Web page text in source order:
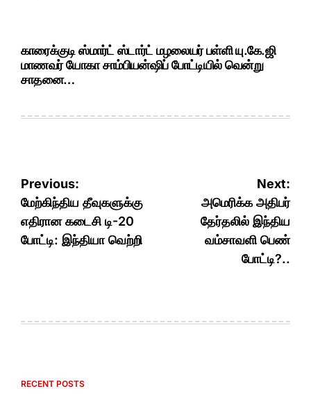
காரைக்குடி ஸ்மார்ட் ஸ்டார்ட் மழலையர் பள்ளி யு.கே.ஜி
மாணவர் யோகா சாம்பியன்ஷிப் போட்டியில் வென்று
சாதனை…
Post
navigation
Previous:
மேற்கிந்திய தீவுகளுக்கு
எதிரான கடைசி டி-20
போட்டி: இந்தியா வெற்றி
Next:
அமெரிக்க அதிபர்
தேர்தலில் இந்திய
வம்சாவளி பெண்
போட்டி?..
RECENT POSTS